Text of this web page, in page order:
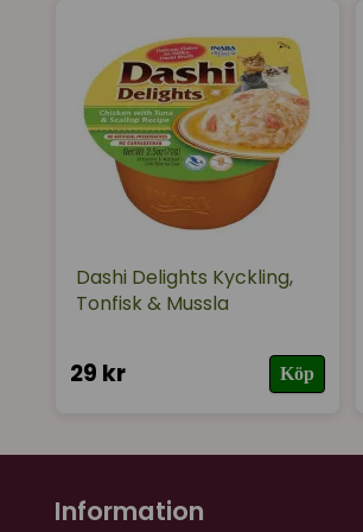
Dashi Delights Kyckling,
Tonfisk & Mussla
29 kr Köp
Information